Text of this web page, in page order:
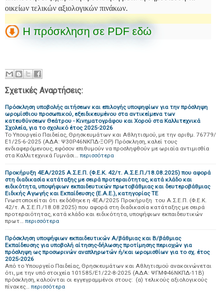
οικείων τελικών αξιολογικών πινάκων.
Η πρόσκληση σε PDF εδώ
Σχετικές Αναρτήσεις:
Πρόσκληση υποβολής αιτήσεων και επιλογής υποψηφίων για την πρόσληψη
ωρομίσθιου προσωπικού, εξειδικευμένου στα αντικείμενα των
κατευθύνσεων Θεάτρου - Κινηματογράφου και Χορού στα Καλλιτεχνικά
Σχολεία, για το σχολικό έτος 2025-2026
Το Υπουργείο Παιδείας, Θρησκευμάτων και Αθλητισμού, με την αριθμ. 76779/
Ε1/25-6-2025 (ΑΔΑ: Ψ30Ρ46ΝΚΠΔ-ΞΟΡ) Πρόσκληση, καλεί τους
ενδιαφερόμενους, εφόσον επιθυμούν να προσληφθούν με ωριαία αντιμισθία
στα Καλλιτεχνικά Γυμνάσι… περισσότερα
Προκήρυξη 4ΕΑ/2025 Α.Σ.Ε.Π. (Φ.Ε.Κ. 42/τ. Α.Σ.Ε.Π./18.08.2025) που αφορά
στη διαδικασία κατάταξης με σειρά προτεραιότητας, κατά κλάδο και
ειδικότητα, υποψήφιων εκπαιδευτικών πρωτοβάθμιας και δευτεροβάθμιας
Ειδικής Αγωγής και Εκπαίδευσης (Ε.Α.Ε.), κατηγορίας ΤΕ
Γνωστοποιείται ότι εκδόθηκε η 4ΕΑ/2025 Προκήρυξη του Α.Σ.Ε.Π. (Φ.Ε.Κ.
42/τ. Α.Σ.Ε.Π./18.08.2025) που αφορά στη διαδικασία κατάταξης με σειρά
προτεραιότητας, κατά κλάδο και ειδικότητα, υποψήφιων εκπαιδευτικών
πρωτ… περισσότερα
Πρόσκληση υποψήφιων εκπαιδευτικών Α/βάθμιας και Β/βάθμιας
Εκπαίδευσης για υποβολή αίτησης-δήλωσης προτίμησης περιοχών για
πρόσληψη ως προσωρινών αναπληρωτών ή/και ωρομισθίων για το σχ. έτος
2025-2026
Από το Υπουργείο Παιδείας, Θρησκευμάτων και Αθλητισμού ανακοινώνεται
ότι, με την υπό στοιχεία 101585/Ε1/22-8-2025 (ΑΔΑ: ΨΓΜΦ46ΝΚΠΔ-11Β)
πρόσκληση, καλούνται οι εγγεγραμμένοι στους: (α) τελικούς αξιολογικούς
πίνακες… περισσότερα